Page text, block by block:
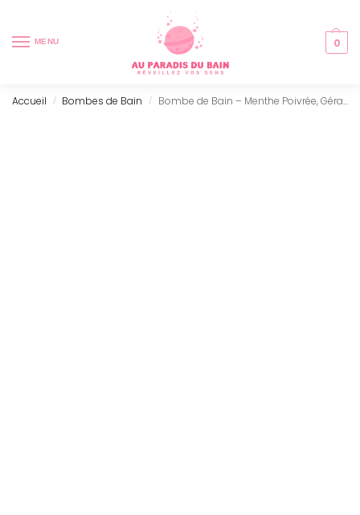
MENU 0
Accueil / Bombes de Bain / Bombe de Bain – Menthe Poivrée, Géranium & Romarin